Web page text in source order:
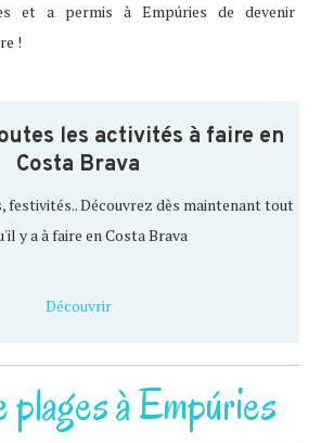
et a permis à Empúries de devenir
!
les activités à faire en
Costa Brava
festivités.. Découvrez dès maintenant tout
y a à faire en Costa Brava
Découvrir
plages à Empúries